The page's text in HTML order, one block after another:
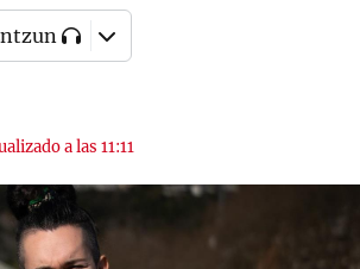
a las 11:11